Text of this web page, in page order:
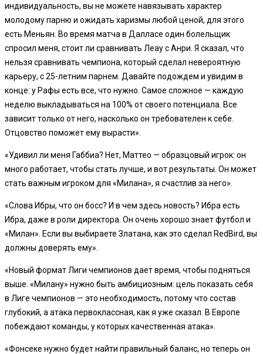
индивидуальность, вы не можете навязывать характер
молодому парню и ожидать харизмы любой ценой, для этого
есть Меньян. Во время матча в Далласе один болельщик
спросил меня, стоит ли сравнивать Леау с Анри. Я сказал, что
нельзя сравнивать чемпиона, который сделал невероятную
карьеру, с 25-летним парнем. Давайте подождем и увидим в
конце: у Рафы есть все, что нужно. Самое сложное — каждую
неделю выкладываться на 100% от своего потенциала. Все
зависит только от него, насколько он требователен к себе.
Отцовство поможет ему вырасти».
«Удивил ли меня Габбиа? Нет, Маттео — образцовый игрок: он
много работает, чтобы стать лучше, и вот результаты. Он может
стать важным игроком для «Милана», я счастлив за него».
«Слова Ибры, что он босс? И в чем здесь новость? Ибра есть
Ибра, даже в роли директора. Он очень хорошо знает футбол и
«Милан». Если вы выбираете Златана, как это сделал RedBird, вы
должны доверять ему».
«Новый формат Лиги чемпионов дает время, чтобы подняться
выше. «Милану» нужно быть амбициозным: цель показать себя
в Лиге чемпионов — это необходимость, потому что состав
глубокий, а атака первоклассная, как я уже сказал. В Европе
побеждают команды, у которых качественная атака».
«Фонсеке нужно будет найти правильный баланс, но теперь он